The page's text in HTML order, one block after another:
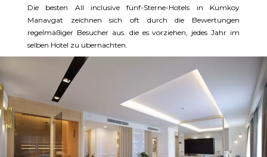
Die besten All inclusive fünf-Sterne-Hotels in Kumkoy
Manavgat zeichnen sich oft durch die Bewertungen
regelmäßiger Besucher aus. die es vorziehen, jedes Jahr im
selben Hotel zu übernachten.